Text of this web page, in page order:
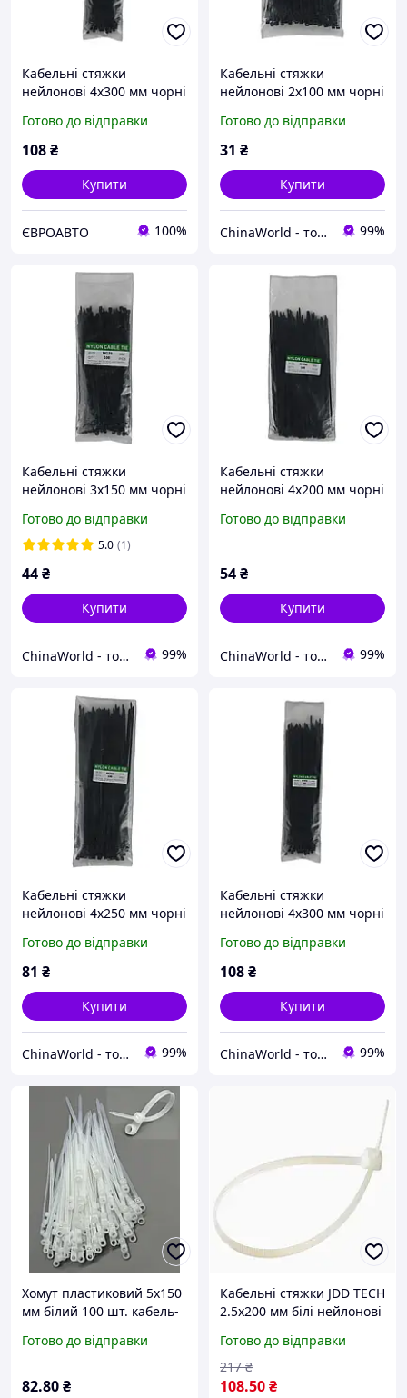
Кабельні стяжки
нейлонові 4х300 мм чорні
проводки Nylon Cable Tie
(100 шт.)
Готово до відправки
108₴
Купити
ЄВРОАВТО 100%
Кабельні стяжки
нейлонові 2х100 мм чорні
проводки Nylon Cable Tie
(100 шт.)
Готово до відправки
31 ₴
Купити
ChinaWorld - товари високої якості! 99%
Кабельні стяжки
нейлонові 3х150 мм чорні
проводки Nylon Cable Tie
(100 шт.)
Готово до відправки
5.0 (1)
44₴
Купити
ChinaWorld - товари високої якості! 99%
Кабельні стяжки
нейлонові 4х200 мм чорні
проводки Nylon Cable Tie
Готово до відправки
54₴
Купити
ChinaWorld - товари високої якості! 99%
Кабельні стяжки
нейлонові 4х250 мм чорні
проводки Nylon Cable Tie
(100 шт.)
Готово до відправки
81 ₴
Купити
ChinaWorld - товари високої якості! 99%
Кабельні стяжки
нейлонові 4х300 мм чорні
проводки Nylon Cable Tie
(100 шт.)
Готово до відправки
108₴
Купити
ChinaWorld - товари високої якості! 99%
Хомут пластиковий 5х150
мм білий 100 шт. кабель-
стяжка для дротів
Готово до відправки
82.80₴
Кабельні стяжки JDD TECH
2.5x200 мм білі нейлонові
організації кабелів
Готово до відправки
108.50₴
217 ₴